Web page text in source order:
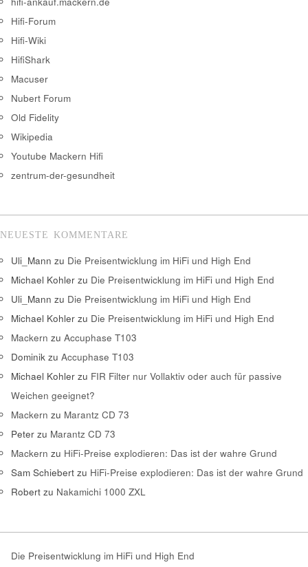
Hifi-Forum
Hifi-Wiki
HifiShark
Macuser
Nubert Forum
Old Fidelity
Wikipedia
Youtube Mackern Hifi
zentrum-der-gesundheit
NEUESTE KOMMENTARE
Uli_Mann zu Die Preisentwicklung im HiFi und High End
Michael Kohler zu Die Preisentwicklung im HiFi und High End
Uli_Mann zu Die Preisentwicklung im HiFi und High End
Michael Kohler zu Die Preisentwicklung im HiFi und High End
Mackern zu Accuphase T103
Dominik zu Accuphase T103
Michael Kohler zu FIR Filter nur Vollaktiv oder auch für passive
Weichen geeignet?
Mackern zu Marantz CD 73
Peter zu Marantz CD 73
Mackern zu HiFi-Preise explodieren: Das ist der wahre Grund
Sam Schiebert zu HiFi-Preise explodieren: Das ist der wahre Grund
Robert zu Nakamichi 1000 ZXL
Die Preisentwicklung im HiFi und High End